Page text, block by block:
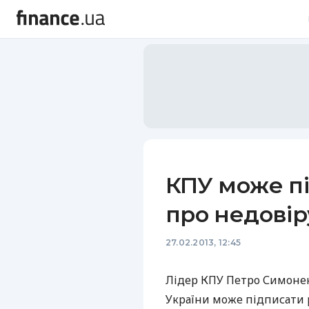
КПУ може
про
27.02.2013, 12:45
Лідер КПУ Петро
України може підписати